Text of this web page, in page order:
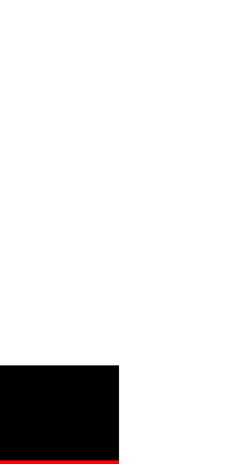
Produktkatalog mit unserem kompletten Portfolio.
vorantreiben. Erfahren Sie mehr über den Innovation Hub